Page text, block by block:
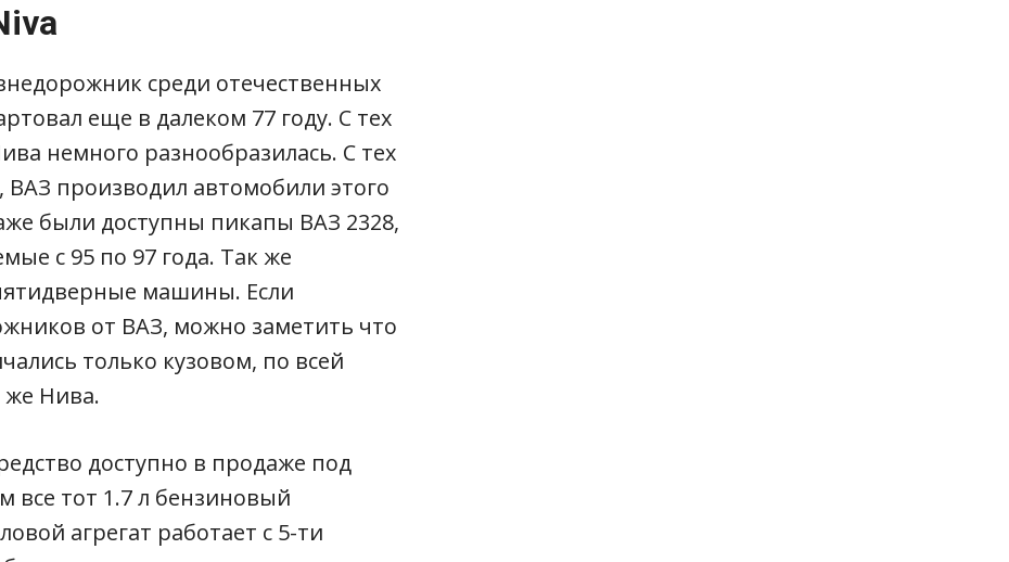
среди отечественных
еще в далеком 77 году. С тех
немного разнообразилась. С тех
производил автомобили этого
были доступны пикапы ВАЗ 2328,
с 95 по 97 года. Так же
машины. Если
от ВАЗ, можно заметить что
только кузовом, по всей
же Нива.
доступно в продаже под
все тот 1.7 л бензиновый
агрегат работает с 5-ти